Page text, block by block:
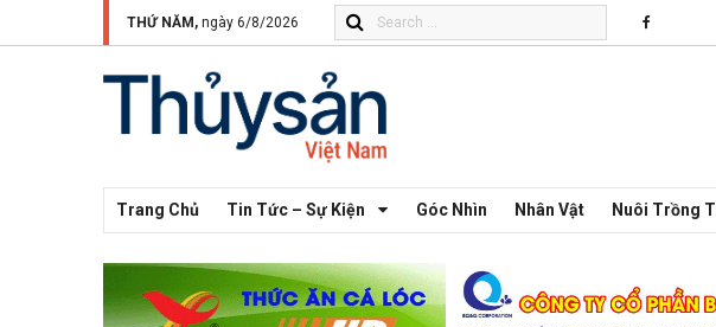
THỨ NĂM, ngày 6/8/2026
Trang Chủ Tin Tức – Sự Kiện Góc Nhìn Nhân Vật Nuôi Trồng